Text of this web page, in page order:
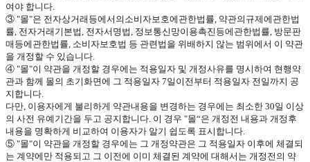
여야 합니다
③ "몰"은 전자상거래등에서의소비자보호에관한법률 약관의규제에관한법
률 전자거래기본법 전자서명법 정보통신망이용촉진등에관한법률 방문판
매등에관한법률 소비자보호법 등 관련법을 위배하지 않는 범위에서 이 약관
을 개정할 수 있습니다
④ "몰"이 약관을 개정할 경우에는 적용일자 및 개정사유를 명시하여 현행약
관과 함께 몰의 초기화면에 그 적용일자 7일이전부터 적용일자 전일까지 공
지합니다
다만 이용자에게 불리하게 약관내용을 변경하는 경우에는 최소한 30일 이상
의 사전 유예기간을 두고 공지합니다 이 경우 "몰“은 개정전 내용과 개정후
내용을 명확하게 비교하여 이용자가 알기 쉽도록 표시합니다
⑤ "몰"이 약관을 개정할 경우에는 그 개정약관은 그 적용일자 이후에 체결되
는 계약에만 적용되고 그 이전에 이미 체결된 계약에 대해서는 개정전의 약